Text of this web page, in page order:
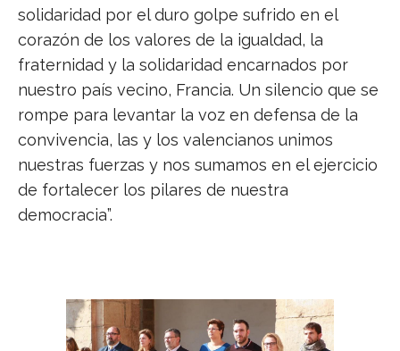
solidaridad por el duro golpe sufrido en el
corazón de los valores de la igualdad, la
fraternidad y la solidaridad encarnados por
nuestro país vecino, Francia. Un silencio que se
rompe para levantar la voz en defensa de la
convivencia, las y los valencianos unimos
nuestras fuerzas y nos sumamos en el ejercicio
de fortalecer los pilares de nuestra
democracia”.